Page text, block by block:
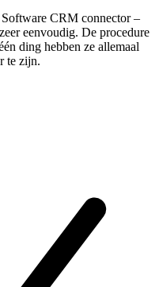
CRM connector –
eenvoudig. De procedure
ding hebben ze allemaal
te zijn.